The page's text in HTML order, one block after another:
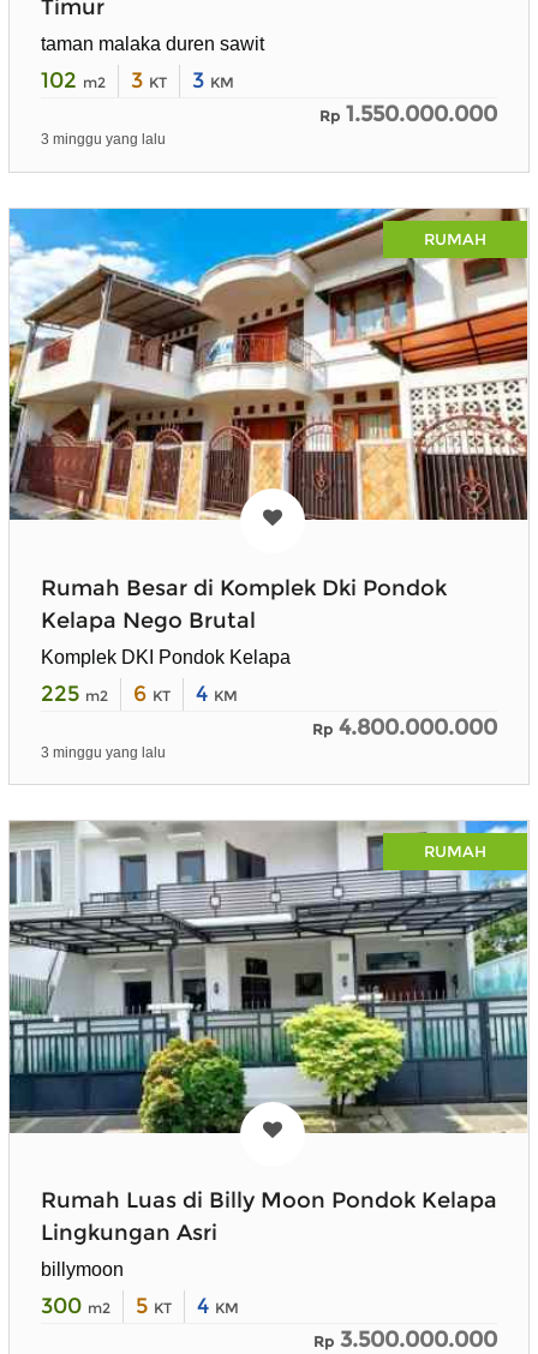
Timur
taman malaka duren sawit
102 m2 3 KT 3 KM
Rp 1.550.000.000
3 minggu yang lalu
RUMAH
Rumah Besar di Komplek Dki Pondok
Kelapa Nego Brutal
Komplek DKI Pondok Kelapa
225 m2 6 KT 4 KM
Rp 4.800.000.000
3 minggu yang lalu
RUMAH
Rumah Luas di Billy Moon Pondok Kelapa
Lingkungan Asri
billymoon
300 m2 5 KT 4 KM
Rp 3.500.000.000